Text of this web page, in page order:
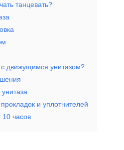
танцевать?
движущимся унитазом?
и уплотнителей
10 часов